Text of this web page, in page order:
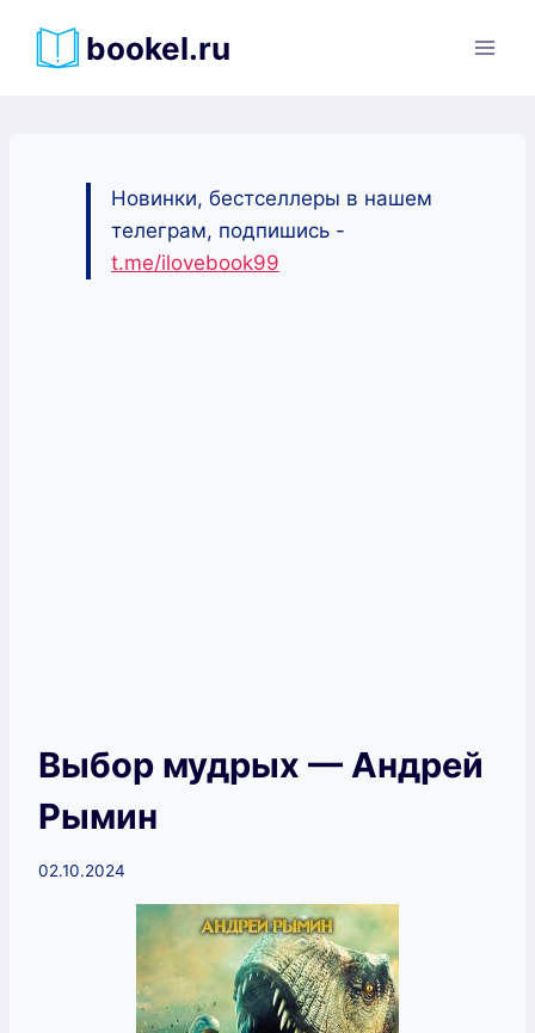
bookel.ru
Новинки, бестселлеры в нашем
телеграм, подпишись -
t.me/ilovebook99
Выбор мудрых — Андрей
Рымин
02.10.2024